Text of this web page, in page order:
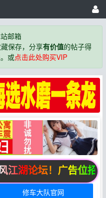
邮箱
保存，分享有价值的帖子得
或点击此处购买VIP
湖论坛！广告位招商
修车大队官网